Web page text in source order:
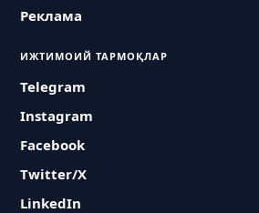
Реклама
ИЖТИМОИЙ ТАРМОҚЛАР
Telegram
Instagram
Facebook
Twitter/X
LinkedIn